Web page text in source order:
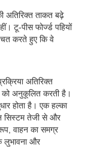
अतिरिक्त ताकत बढ़े
टू-पीस फोर्ज्ड पहियों
करते हुए कि वे
अतिरिक्त
को अनुकूलित करती है।
होता है। एक हल्का
सिस्टम तेजी से और
वाहन का समग्र
लुभावना और